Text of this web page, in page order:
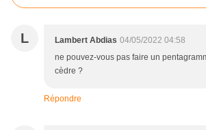
L Lambert Abdias 04/05/2022 04:58
ne pouvez-vous pas faire un
cèdre ?
Répondre